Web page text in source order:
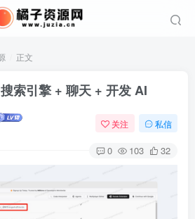
正文
索引擎 + 聊天 + 开发 AI
关注 私信
0 103 32